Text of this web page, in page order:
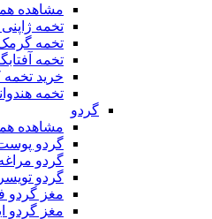
مشاهده
تخمه
تخمه
تخمه
خرید تخمه
تخمه
گردو
مشاهده
گردو
گردو
گردو
مغز گردو
مغز گردو